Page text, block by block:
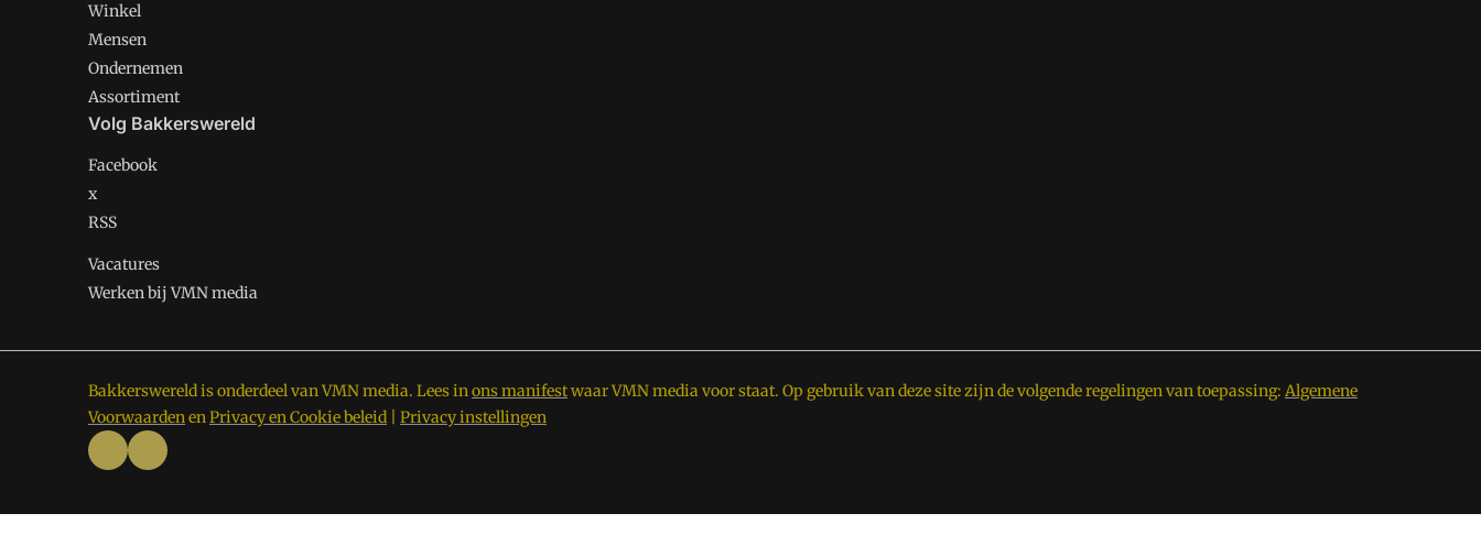
Winkel
Mensen
Ondernemen
Assortiment
Volg Bakkerswereld
Facebook
x
RSS
Vacatures
Werken bij VMN media
Bakkerswereld is onderdeel van VMN media. Lees inons manifestwaar VMN media voor staat. Op gebruik van deze site zijn de volgende regelingen van toepassing: Algemene
VoorwaardenenPrivacy en Cookie beleid Privacy instellingen